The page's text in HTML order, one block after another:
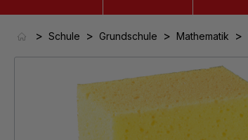
> Schule > Grundschule > Mathematik >